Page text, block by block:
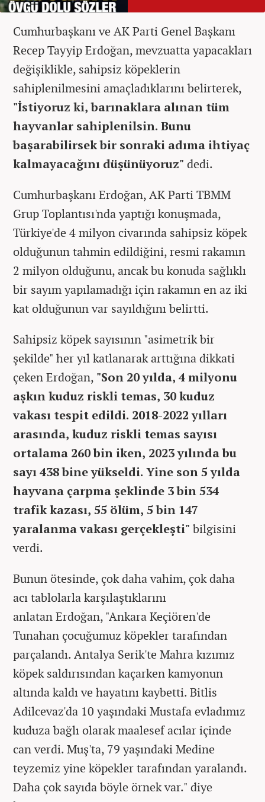
Cumhurbaşkanı ve AK Parti Genel Başkanı
Recep Tayyip Erdoğan, mevzuatta yapacakları
değişiklikle, sahipsiz köpeklerin
sahiplenilmesini amaçladıklarını belirterek,
"İstiyoruz ki, barınaklara alınan tüm
hayvanlar sahiplenilsin. Bunu
başarabilirsek bir sonraki adıma ihtiyaç
kalmayacağını düşünüyoruz" dedi.
Cumhurbaşkanı Erdoğan, AK Parti TBMM
Grup Toplantısı'nda yaptığı konuşmada,
Türkiye'de 4 milyon civarında sahipsiz köpek
olduğunun tahmin edildiğini, resmi rakamın
2 milyon olduğunu, ancak bu konuda sağlıklı
bir sayım yapılamadığı için rakamın en az iki
kat olduğunun var sayıldığını belirtti.
Sahipsiz köpek sayısının "asimetrik bir
şekilde" her yıl katlanarak arttığına dikkati
çeken Erdoğan, "Son 20 yılda, 4 milyonu
aşkın kuduz riskli temas, 30 kuduz
vakası tespit edildi. 2018-2022 yılları
arasında, kuduz riskli temas sayısı
ortalama 260 bin iken, 2023 yılında bu
sayı 438 bine yükseldi. Yine son 5 yılda
hayvana çarpma şeklinde 3 bin 534
trafik kazası, 55 ölüm, 5 bin 147
yaralanma vakası gerçekleşti" bilgisini
verdi.
Bunun ötesinde, çok daha vahim, çok daha
acı tablolarla karşılaştıklarını
anlatan Erdoğan, "Ankara Keçiören'de
Tunahan çocuğumuz köpekler tarafından
parçalandı. Antalya Serik'te Mahra kızımız
köpek saldırısından kaçarken kamyonun
altında kaldı ve hayatını kaybetti. Bitlis
Adilcevaz'da 10 yaşındaki Mustafa evladımız
kuduza bağlı olarak maalesef acılar içinde
can verdi. Muş'ta, 79 yaşındaki Medine
teyzemiz yine köpekler tarafından yaralandı.
Daha çok sayıda böyle örnek var." diye